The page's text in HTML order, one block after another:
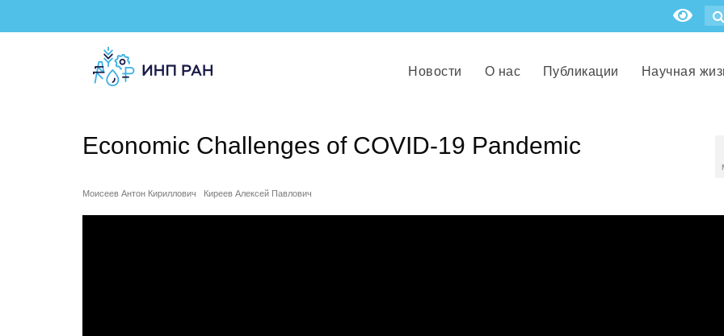
Новости О нас Публикации Научная
Economic Challenges of COVID-19 Pandemic
Моисеев Антон Кириллович Киреев Алексей Павлович